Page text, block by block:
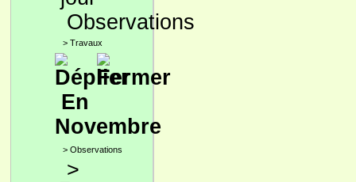
Observations
> Travaux
En
Novembre
> Observations
>